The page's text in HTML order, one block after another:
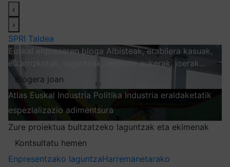
‹
›
SPRI Taldea
Euskal enpresaren bloga Albisteak, erabilera kasuak,
elkarrizketak, laguntzak, negozio aukerak, joerak…
Blogera joan
Atlas Euskal Industria Politika Industria eraldaketatik
espezializazio adimentsura
Zure proiektua bultzatzeko laguntzak eta ekimenak
Kontsultatu hemen
Enpresentzako laguntzaHarremanetarako